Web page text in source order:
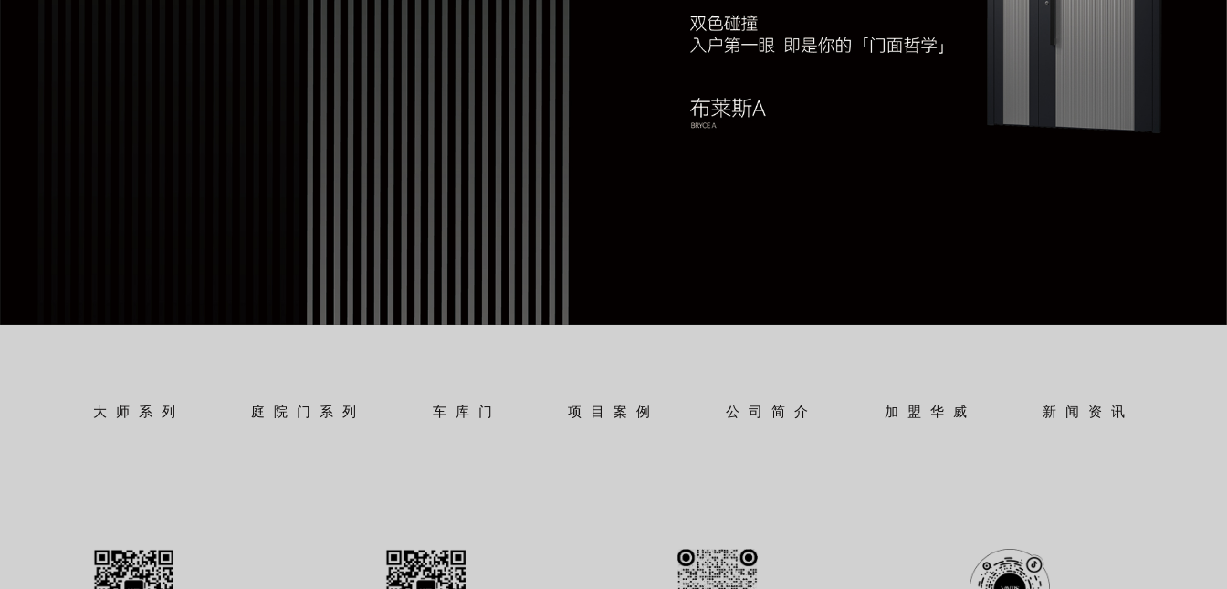
大师系列 庭院门系列 车库门 项目案例 公司简介 加盟华威 新闻资讯